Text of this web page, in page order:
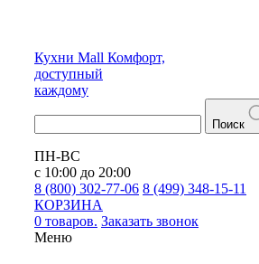
Кухни Mall Комфорт,
доступный
каждому
Поиск
ПН-ВС
с 10:00 до 20:00
8 (800) 302-77-06 8 (499) 348-15-11
КОРЗИНА
0 товаров. Заказать звонок
Меню